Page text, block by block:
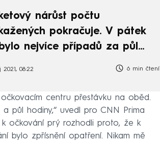
nárůst počtu
pokračuje. V pátek
nejvíce případů za půl
2021, 08:22 6 min čtení
centru přestávku na oběd.
půl hodiny,“ uvedl pro CNN Prima
k očkování prý rozhodli proto, že k
bylo zpřísnění opatření. Nikam mě